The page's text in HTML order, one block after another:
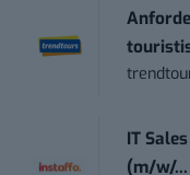
IT
(m/w/...